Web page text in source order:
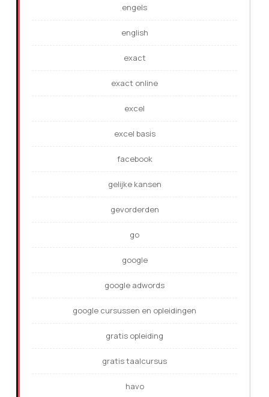
engels
english
exact
exact online
excel
excel basis
facebook
gelijke kansen
gevorderden
go
google
google adwords
google cursussen en opleidingen
gratis opleiding
gratis taalcursus
havo